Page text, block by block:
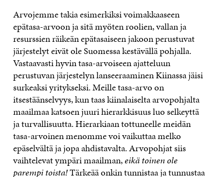
Arvojemme takia esimerkiksi voimakkaaseen
epätasa-arvoon ja sitä myöten roolien, vallan ja
resurssien räikeän epätasaiseen jakoon perustuvat
järjestelyt eivät ole Suomessa kestävällä pohjalla.
Vastaavasti hyvin tasa-arvoiseen ajatteluun
perustuvan järjestelyn lanseeraaminen Kiinassa jäisi
surkeaksi yritykseksi. Meille tasa-arvo on
itsestäänselvyys, kun taas kiinalaiselta arvopohjalta
maailmaa katsoen juuri hierarkkisuus luo selkeyttä
ja turvallisuutta. Hierarkiaan tottuneelle meidän
tasa-arvoinen menomme voi vaikuttaa melko
epäselvältä ja jopa ahdistavalta. Arvopohjat siis
vaihtelevat ympäri maailman,eikä toinen ole
parempi toista!Tärkeää onkin tunnistaa ja tunnustaa